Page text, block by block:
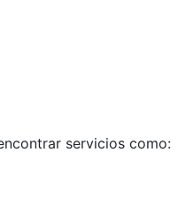
servicios como: